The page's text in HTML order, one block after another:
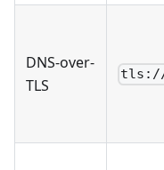
DNS-over-
TLS
tls://